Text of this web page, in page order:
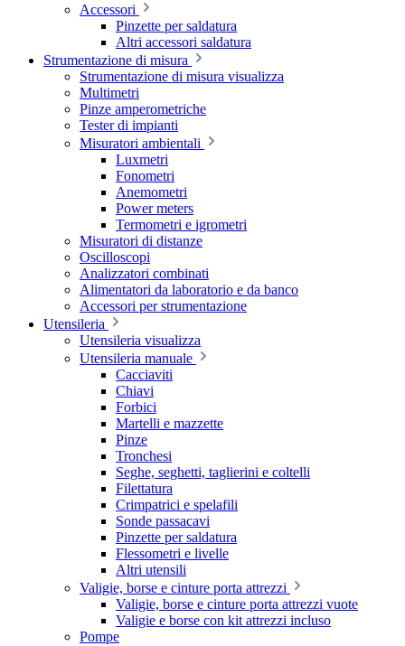
Accessori
Pinzette per saldatura
Altri accessori saldatura
Strumentazione di misura
Strumentazione di misura visualizza
Multimetri
Pinze amperometriche
Tester di impianti
Misuratori ambientali
Luxmetri
Fonometri
Anemometri
Power meters
Termometri e igrometri
Misuratori di distanze
Oscilloscopi
Analizzatori combinati
Alimentatori da laboratorio e da banco
Accessori per strumentazione
Utensileria
Utensileria visualizza
Utensileria manuale
Cacciaviti
Chiavi
Forbici
Martelli e mazzette
Pinze
Tronchesi
Seghe, seghetti, taglierini e coltelli
Filettatura
Crimpatrici e spelafili
Sonde passacavi
Pinzette per saldatura
Flessometri e livelle
Altri utensili
Valigie, borse e cinture porta attrezzi
Valigie, borse e cinture porta attrezzi vuote
Valigie e borse con kit attrezzi incluso
Pompe